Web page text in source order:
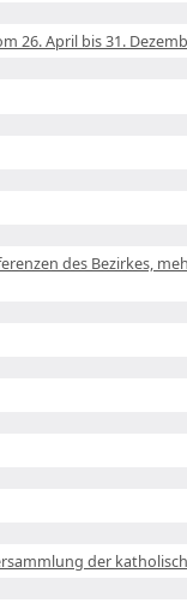
26. April bis 31.
des Bezirkes,
der